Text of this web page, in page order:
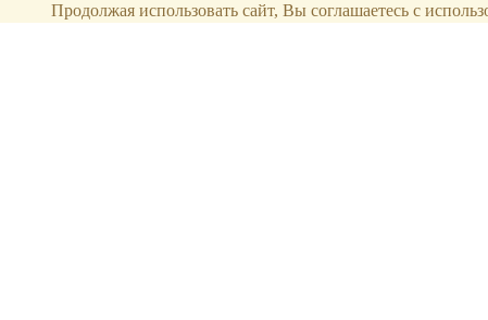
Продолжая использовать сайт, Вы соглашаетесь с